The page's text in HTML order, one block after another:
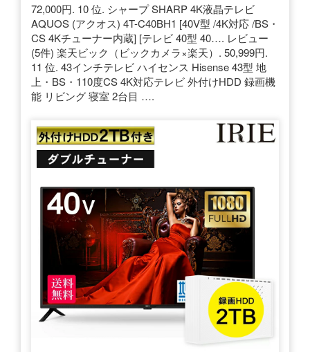
72,000円. 10 位. シャープ SHARP 4K液晶テレビ
AQUOS (アクオス) 4T-C40BH1 [40V型 /4K対応 /BS・
CS 4Kチューナー内蔵] [テレビ 40型 40…. レビュー
(5件) 楽天ビック（ビックカメラ×楽天）. 50,999円.
11 位. 43インチテレビ ハイセンス Hisense 43型 地
上・BS・110度CS 4K対応テレビ 外付けHDD 録画機
能 リビング 寝室 2台目 ….